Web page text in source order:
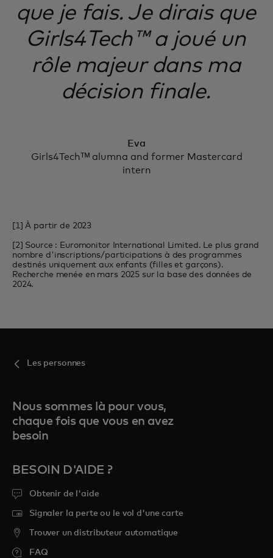
que je fais. Je dirais que
Girls4Tech™ a joué un
rôle majeur dans ma
décision finale.
Eva
Girls4Techᵀᴹ alumna and former Mastercard
intern
[1] À partir de 2023
[2] Source : Euromonitor International Limited. Le plus grand
nombre d'inscriptions/participations à des programmes
destinés uniquement aux enfants (filles et garçons).
Recherche menée en mars 2025 sur la base des données de
2024.
Les personnes
Nous sommes là pour vous,
chaque fois que vous en avez
besoin
BESOIN D'AIDE ?
Obtenir de l'aide
Signaler la perte ou le vol d'une carte
Trouver un distributeur automatique
FAQ